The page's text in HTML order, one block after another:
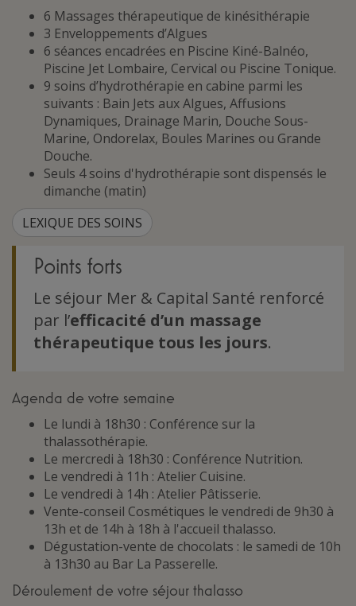
6 Massages thérapeutique de kinésithérapie
3 Enveloppements d’Algues
6 séances encadrées en Piscine Kiné-Balnéo,
Piscine Jet Lombaire, Cervical ou Piscine Tonique.
9 soins d’hydrothérapie en cabine parmi les
suivants : Bain Jets aux Algues, Affusions
Dynamiques, Drainage Marin, Douche Sous-
Marine, Ondorelax, Boules Marines ou Grande
Douche.
Seuls 4 soins d'hydrothérapie sont dispensés le
dimanche (matin)
LEXIQUE DES SOINS
Points forts
Le séjour Mer & Capital Santé renforcé
par l’efficacité d’un massage
thérapeutique tous les jours.
Agenda de votre semaine
Le lundi à 18h30 : Conférence sur la
thalassothérapie.
Le mercredi à 18h30 : Conférence Nutrition.
Le vendredi à 11h : Atelier Cuisine.
Le vendredi à 14h : Atelier Pâtisserie.
Vente-conseil Cosmétiques le vendredi de 9h30 à
13h et de 14h à 18h à l'accueil thalasso.
Dégustation-vente de chocolats : le samedi de 10h
à 13h30 au Bar La Passerelle.
Déroulement de votre séjour thalasso